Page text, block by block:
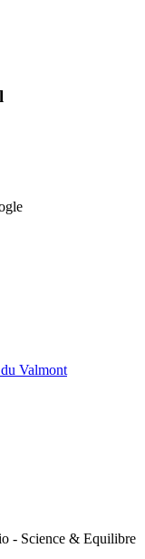
- Science & Equilibre